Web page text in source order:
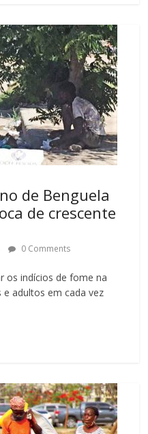
de Benguela
de crescente
0 Comments
os indícios de fome na
e adultos em cada vez